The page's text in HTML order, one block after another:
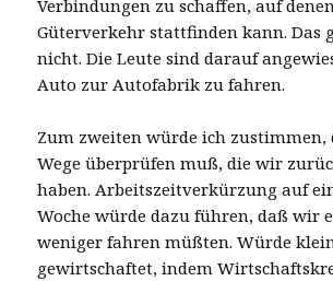
Verbindungen zu schaffen, auf
Güterverkehr stattfinden kann. Das
nicht. Die Leute sind darauf
Auto zur Autofabrik zu fahren.
Zum zweiten würde ich zustimmen,
Wege überprüfen muß, die wir
haben. Arbeitszeitverkürzung auf
Woche würde dazu führen, daß wir
weniger fahren müßten. Würde
gewirtschaftet, indem